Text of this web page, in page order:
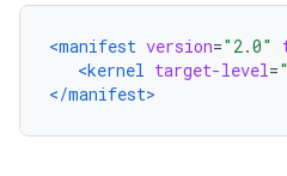
<manifest version="2.0"
<kernel target-level=
</manifest>